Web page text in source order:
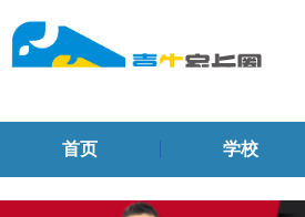
首页 学校